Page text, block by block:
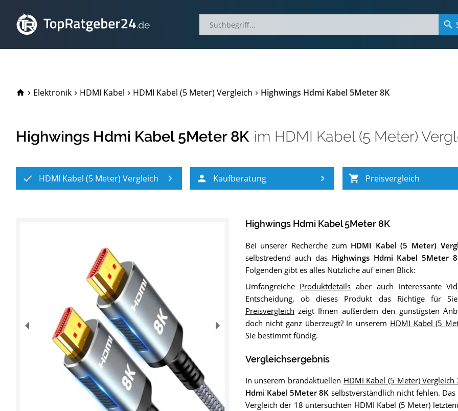
TopRatgeber24.de
Elektronik HDMI Kabel HDMI Kabel (5 Meter) Vergleich Highwings Hdmi Kabel 5Meter 8K
Highwings Hdmi Kabel 5Meter 8K im HDMI Kabel (5 Meter)
HDMI Kabel (5 Meter) Vergleich Kaufberatung Preisvergleich
Highwings Hdmi Kabel 5Meter 8K
Bei unserer Recherche zum HDMI Kabel (5 Meter)
selbstredend auch das Highwings Hdmi Kabel 5Meter
Folgenden gibt es alles Nützliche auf einen Blick:
Umfangreiche Produktdetails aber auch interessante
Entscheidung, ob dieses Produkt das Richtige für
Preisvergleich zeigt Ihnen außerdem den günstigsten
doch nicht ganz überzeugt? In unserem HDMI Kabel (5
Sie bestimmt fündig.
Vergleichsergebnis
In unserem brandaktuellen HDMI Kabel (5 Meter) Vergleich
Hdmi Kabel 5Meter 8K selbstverständlich nicht fehlen.
Vergleich der 18 untersuchten HDMI Kabel (5 Meter)